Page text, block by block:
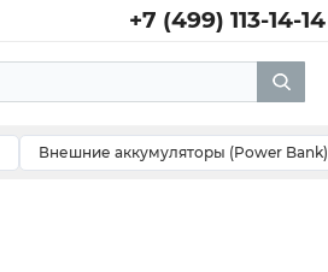
+7 (499) 113-14-14
Внешние аккумуляторы (Power Bank)